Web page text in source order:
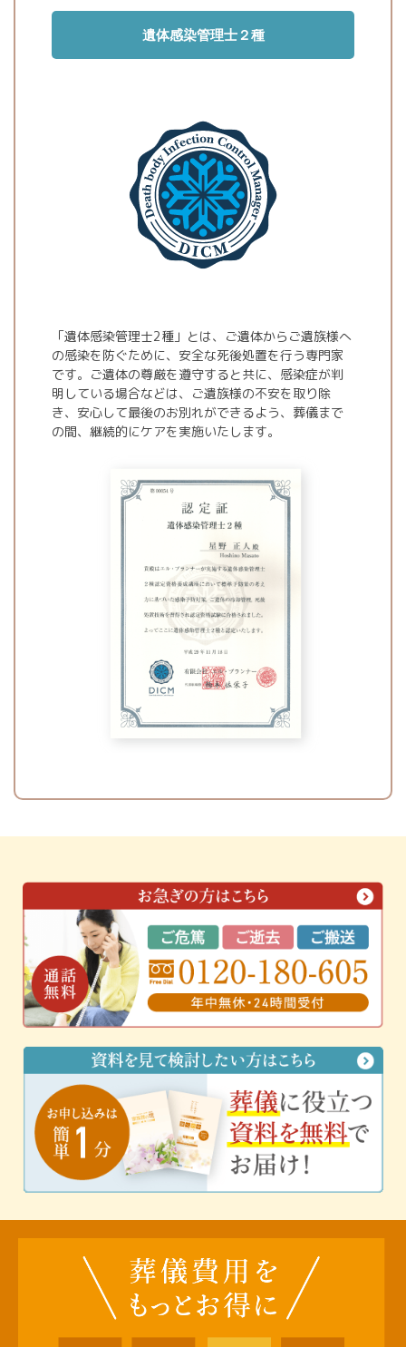
遺体感染管理士２種
「遺体感染管理士2種」とは、ご遺体からご遺族様へ
の感染を防ぐために、安全な死後処置を行う専門家
です。ご遺体の尊厳を遵守すると共に、感染症が判
明している場合などは、ご遺族様の不安を取り除
き、安心して最後のお別れができるよう、葬儀まで
の間、継続的にケアを実施いたします。